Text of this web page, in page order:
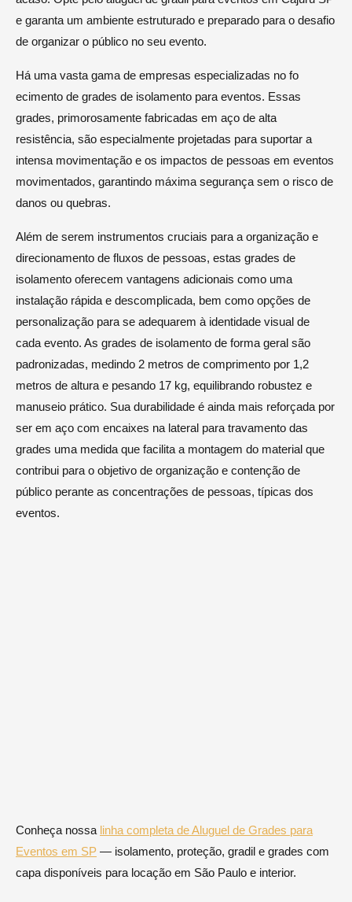
e garanta um ambiente estruturado e preparado para o desafio
de organizar o público no seu evento.
Há uma vasta gama de empresas especializadas no fo
ecimento de grades de isolamento para eventos. Essas
grades, primorosamente fabricadas em aço de alta
resistência, são especialmente projetadas para suportar a
intensa movimentação e os impactos de pessoas em eventos
movimentados, garantindo máxima segurança sem o risco de
danos ou quebras.
Além de serem instrumentos cruciais para a organização e
direcionamento de fluxos de pessoas, estas grades de
isolamento oferecem vantagens adicionais como uma
instalação rápida e descomplicada, bem como opções de
personalização para se adequarem à identidade visual de
cada evento. As grades de isolamento de forma geral são
padronizadas, medindo 2 metros de comprimento por 1,2
metros de altura e pesando 17 kg, equilibrando robustez e
manuseio prático. Sua durabilidade é ainda mais reforçada por
ser em aço com encaixes na lateral para travamento das
grades uma medida que facilita a montagem do material que
contribui para o objetivo de organização e contenção de
público perante as concentrações de pessoas, típicas dos
eventos.
Conheça nossa linha completa de Aluguel de Grades para
Eventos em SP — isolamento, proteção, gradil e grades com
capa disponíveis para locação em São Paulo e interior.